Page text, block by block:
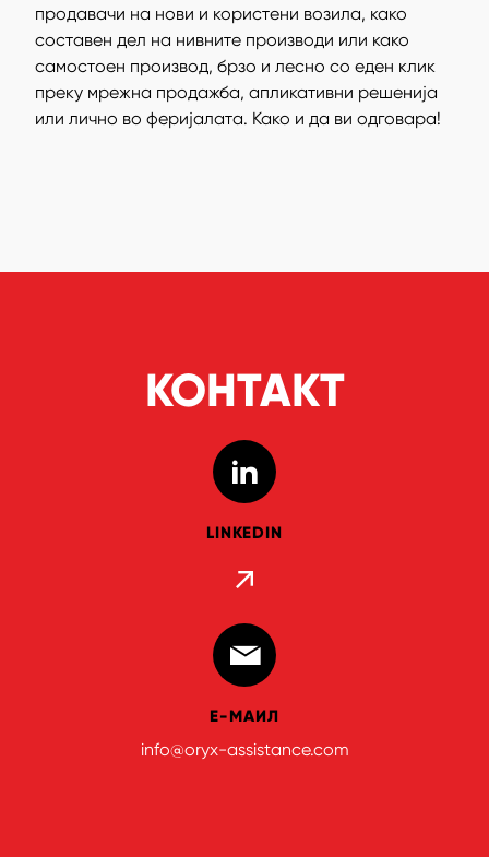
продавачи на нови и користени возила, како
составен дел на нивните производи или како
самостоен производ, брзо и лесно со еден клик
преку мрежна продажба, апликативни решенија
или лично во феријалата. Како и да ви одговара!
КОНТАКТ
LINKEDIN
Е-МАИЛ
info@oryx-assistance.com